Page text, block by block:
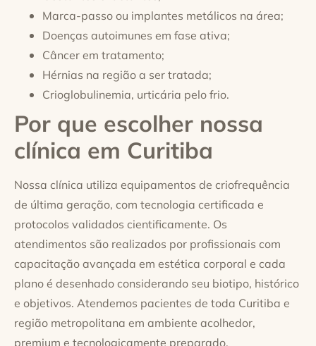
Marca-passo ou implantes metálicos na área;
Doenças autoimunes em fase ativa;
Câncer em tratamento;
Hérnias na região a ser tratada;
Crioglobulinemia, urticária pelo frio.
Por que escolher nossa
clínica em Curitiba
Nossa clínica utiliza equipamentos de criofrequência
de última geração, com tecnologia certificada e
protocolos validados cientificamente. Os
atendimentos são realizados por profissionais com
capacitação avançada em estética corporal e cada
plano é desenhado considerando seu biotipo, histórico
e objetivos. Atendemos pacientes de toda Curitiba e
região metropolitana em ambiente acolhedor,
premium e tecnologicamente preparado.